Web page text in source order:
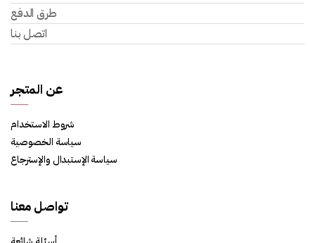
طرق الدفع
اتصل بنا
عن المتجر
شروط الاستخدام
سياسة الخصوصية
سياسة الإستبدال والإسترجاع
تواصل معنا